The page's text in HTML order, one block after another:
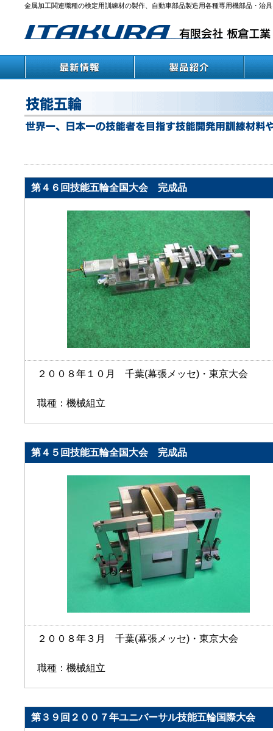
金属加工関連職種の検定用訓練材の製作、自動車部品製造用各種専用機部品・治
第４６回技能五輪全国大会 完成品
２００８年１０月 千葉(幕張メッセ)・東京大会
職種：機械組立
第４５回技能五輪全国大会 完成品
２００８年３月 千葉(幕張メッセ)・東京大会
職種：機械組立
第３９回２００７年ユニバーサル技能五輪国際大会